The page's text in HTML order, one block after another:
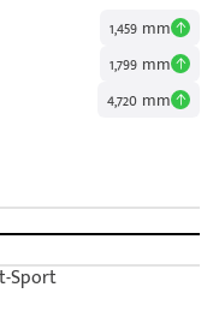
1,459 mm
1,799 mm
4,720 mm
Sport